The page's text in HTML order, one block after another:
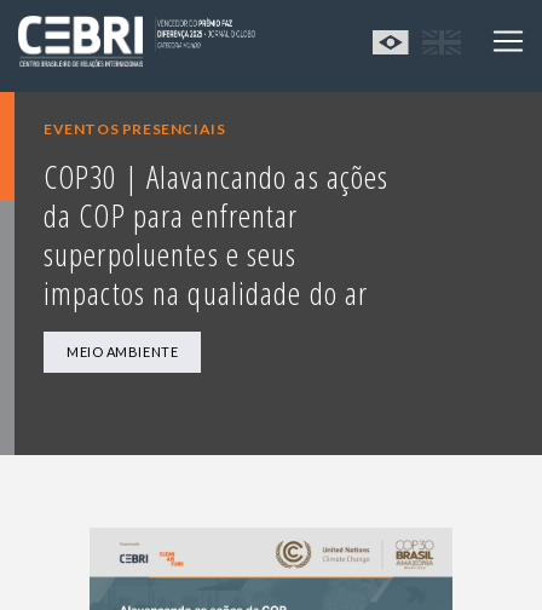
EVENTOS PRESENCIAIS
COP30 | Alavancando as ações
da COP para enfrentar
superpoluentes e seus
impactos na qualidade do ar
MEIO AMBIENTE